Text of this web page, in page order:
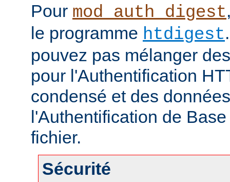
Pour mod_auth_digest
le programme htdigest
pouvez pas mélanger
pour l'Authentification
condensé et des
l'Authentification de
fichier.
Sécurité